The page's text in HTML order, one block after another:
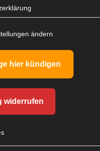
ändern
hier kündigen
widerrufen